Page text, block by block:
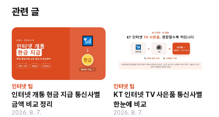
관련 글
인터넷 팁
인터넷 개통 현금 지급 통신사별
금액 비교 정리
2026. 8. 7.
인터넷 팁
KT 인터넷 TV 사은품 통신사별
한눈에 비교
2026. 8. 7.